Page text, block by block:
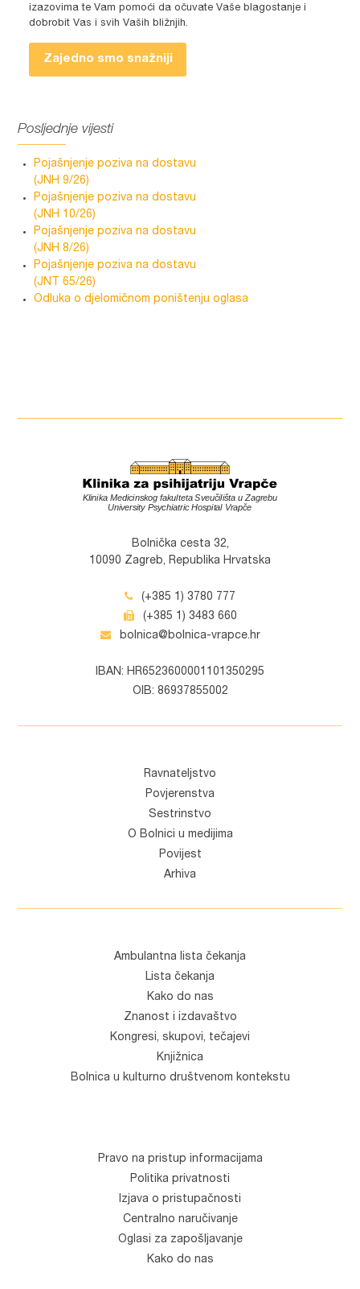
izazovima te Vam pomoći da očuvate Vaše blagostanje i
dobrobit Vas i svih Vaših bližnjih.
Zajedno smo snažniji
Posljednje vijesti
Pojašnjenje poziva na dostavu
(JNH 9/26)
Pojašnjenje poziva na dostavu
(JNH 10/26)
Pojašnjenje poziva na dostavu
(JNH 8/26)
Pojašnjenje poziva na dostavu
(JNT 65/26)
Odluka o djelomičnom poništenju oglasa
Bolnička cesta 32,
10090 Zagreb, Republika Hrvatska
(+385 1) 3780 777
(+385 1) 3483 660
bolnica@bolnica-vrapce.hr
IBAN: HR6523600001101350295
OIB: 86937855002
Ravnateljstvo
Povjerenstva
Sestrinstvo
O Bolnici u medijima
Povijest
Arhiva
Ambulantna lista čekanja
Lista čekanja
Kako do nas
Znanost i izdavaštvo
Kongresi, skupovi, tečajevi
Knjižnica
Bolnica u kulturno društvenom kontekstu
Pravo na pristup informacijama
Politika privatnosti
Izjava o pristupačnosti
Centralno naručivanje
Oglasi za zapošljavanje
Kako do nas